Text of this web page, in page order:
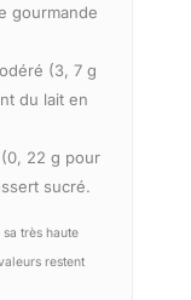
gourmande
(3, 7 g
du lait en
22 g pour
sucré.
très haute
restent